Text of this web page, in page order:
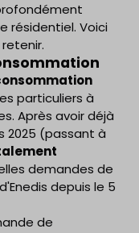
résidentiel. Voici
particuliers à
Après avoir déjà
2025 (passant à
demandes de
depuis le 5
de